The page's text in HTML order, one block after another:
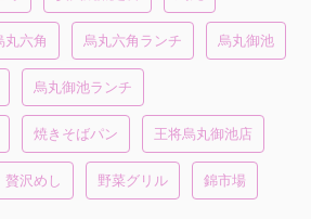
丸六角 烏丸六角ランチ 烏丸御池
烏丸御池ランチ
焼きそばパン 王将烏丸御池店
贅沢めし 野菜グリル 錦市場